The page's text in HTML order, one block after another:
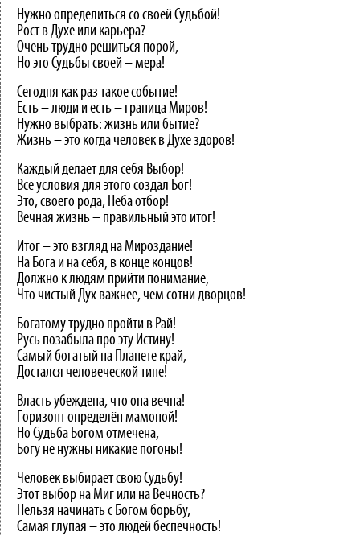
Нужно определиться со своей Судьбой!
Рост в Духе или карьера?
Очень трудно решиться порой,
Но это Судьбы своей – мера!
Сегодня как раз такое событие!
Есть – люди и есть – граница Миров!
Нужно выбрать: жизнь или бытие?
Жизнь – это когда человек в Духе здоров!
Каждый делает для себя Выбор!
Все условия для этого создал Бог!
Это, своего рода, Неба отбор!
Вечная жизнь – правильный это итог!
Итог – это взгляд на Мироздание!
На Бога и на себя, в конце концов!
Должно к людям прийти понимание,
Что чистый Дух важнее, чем сотни дворцов!
Богатому трудно пройти в Рай!
Русь позабыла про эту Истину!
Самый богатый на Планете край,
Достался человеческой тине!
Власть убеждена, что она вечна!
Горизонт определён мамоной!
Но Судьба Богом отмечена,
Богу не нужны никакие погоны!
Человек выбирает свою Судьбу!
Этот выбор на Миг или на Вечность?
Нельзя начинать с Богом борьбу,
Самая глупая – это людей беспечность!